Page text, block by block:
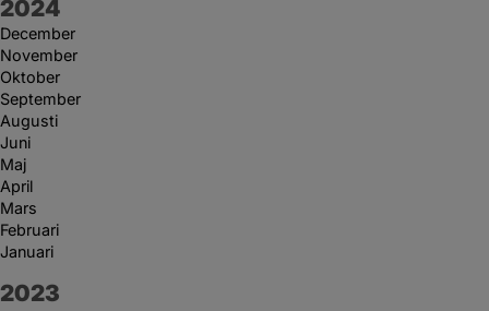
År:
2024
December
November
Oktober
September
Augusti
Juni
Maj
April
Mars
Februari
Januari
År:
2023